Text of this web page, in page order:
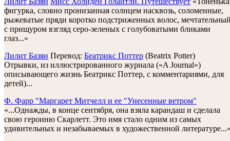
фигурка, словно пронизанная солнцем насквозь, соломенные,
рыжеватые пряди коротко подстриженных волос,
с прищуром взгляд серо-зеленых с голубоватыми бликами
глаз...»
Лилит Базян Перевод: Беатрикс Поттер (Beatrix Potter)
Oтрывки, из иллюстрированного журнала («A Journal»)
описывающего жизнь Беатрикс Поттер, с комментариями, для
детей)...
Ф. Фарр "Маргарет Митчелл и ее "Унесенные ветром"
«...Однажды, в конце сентября, она взяла карандаш и сделала
свою героиню Скарлетт. Это имя стало одним из самых
удивительных и незабываемых в художественной